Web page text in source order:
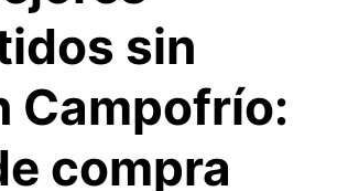
sin
Campofrío:
compra